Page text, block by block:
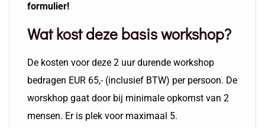
formulier!
Wat kost deze basis workshop?
De kosten voor deze 2 uur durende workshop
bedragen EUR 65,- (inclusief BTW) per persoon. De
worskhop gaat door bij minimale opkomst van 2
mensen. Er is plek voor maximaal 5.